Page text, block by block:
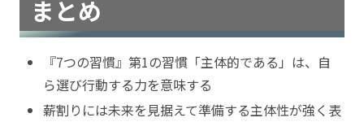
まとめ
『7つの習慣』第1の習慣「主体的である」は、自
ら選び行動する力を意味する
薪割りには未来を見据えて準備する主体性が強く表